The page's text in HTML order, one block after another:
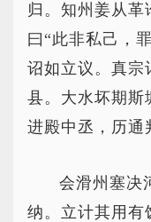
归。知州姜从革
曰“此非私己，
诏如立议。真宗
县。大水坏期斯
进殿中丞，历通
会滑州塞决
纳。立计其用有